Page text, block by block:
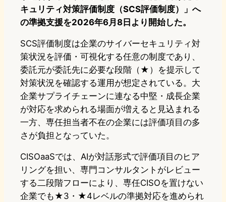
キュリティ対策評価制度（SCS評価制度）」へ
の準拠支援を2026年6月8日より開始した。
SCS評価制度は企業のサイバーセキュリティ対
策状況を評価・可視化する任意の制度であり、
委託元が委託先に必要な段階（★）を提示して
対策状況を確認する運用が想定されている。大
企業サプライチェーンに連なる中堅・成長企業
が対応を求められる場面が増えると見込まれる
一方、専任担当者不在の企業には評価項目の多
さが負担となっていた。
CISOaaSでは、AIが対話形式で評価項目のヒア
リングを担い、専門コンサルタントがレビュー
する二段階フローにより、専任CISOを置けない
企業でも★3・★4レベルの準拠対応を進められ